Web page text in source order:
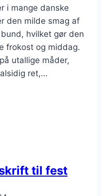
i mange danske
den milde smag af
hvilket gør den
frokost og middag.
utallige måder,
ret,…
til fest